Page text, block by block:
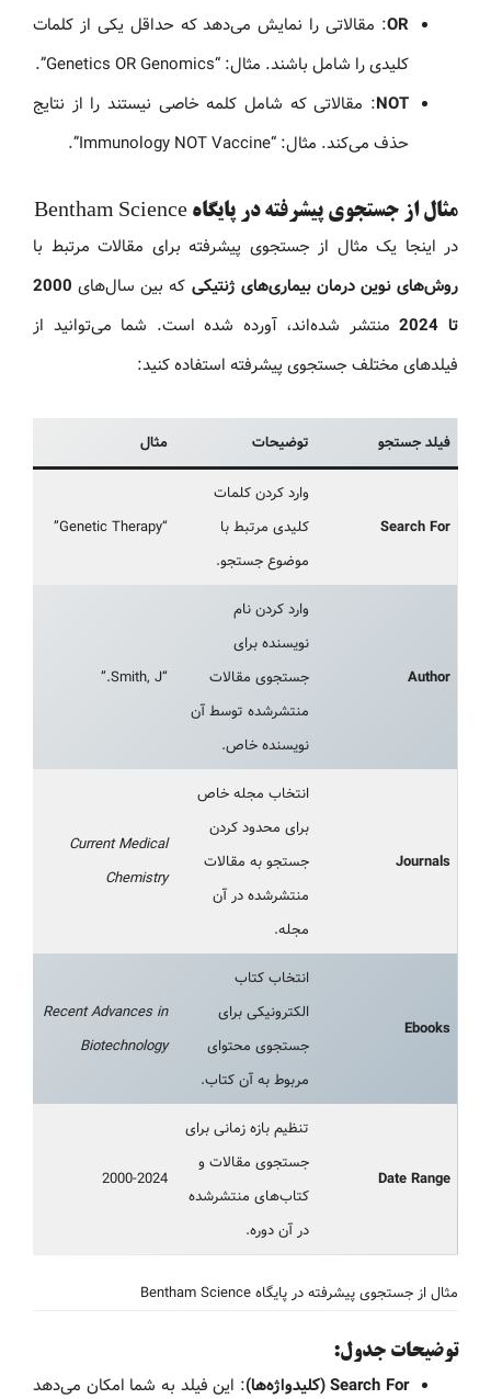
OR: مقالاتی را نمایش می‌دهد که حداقل یکی از کلمات
کلیدی را شامل باشند. مثال: “Genetics OR Genomics”.
NOT: مقالاتی که شامل کلمه خاصی نیستند را از نتایج
حذف می‌کند. مثال: “Immunology NOT Vaccine”.
مثال از جستجوی پیشرفته در پایگاه Bentham Science
در اینجا یک مثال از جستجوی پیشرفته برای مقالات مرتبط با
روش‌های نوین درمان بیماری‌های ژنتیکی که بین سال‌های 2000
تا 2024
منتشر شده‌اند، آورده شده است. شما می‌توانید از
فیلدهای مختلف جستجوی پیشرفته استفاده کنید:
فیلد جستجو توضیحات مثال
Search For
وارد کردن کلمات
کلیدی مرتبط با
موضوع جستجو.
“Genetic Therapy”
Author
وارد کردن نام
نویسنده برای
جستجوی مقالات
منتشرشده توسط آن
نویسنده خاص.
“Smith, J.”
Journals
انتخاب مجله خاص
برای محدود کردن
جستجو به مقالات
منتشرشده در آن
مجله.
Current Medical
Chemistry
Ebooks
انتخاب کتاب
الکترونیکی برای
جستجوی محتوای
مربوط به آن کتاب.
Recent Advances in
Biotechnology
Date Range
تنظیم بازه زمانی برای
جستجوی مقالات و
کتاب‌های منتشرشده
در آن دوره.
2000-2024
مثال از جستجوی پیشرفته در پایگاه Bentham Science
توضیحات جدول:
Search For (کلیدواژه‌ها)
: این فیلد به شما امکان می‌دهد